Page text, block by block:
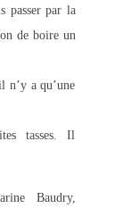
passer par la
de boire un
a qu’une
tasses. Il
Baudry,